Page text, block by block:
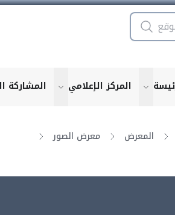
show
show submenu for "More"
المركز الإعلامي for "More"
المشاركة
المعرض معرض الصور